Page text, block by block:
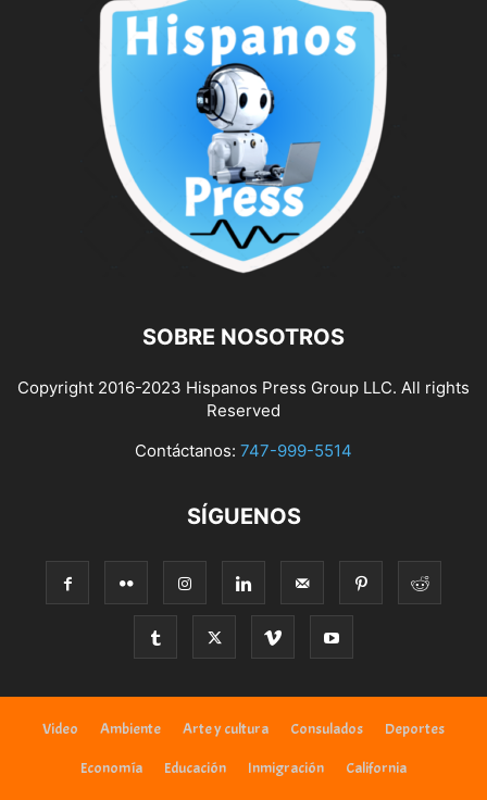
SOBRE NOSOTROS
Copyright 2016-2023 Hispanos Press Group LLC. All rights
Reserved
Contáctanos: 747-999-5514
SÍGUENOS
Video Ambiente Arte y cultura Consulados Deportes
Economía Educación Inmigración California